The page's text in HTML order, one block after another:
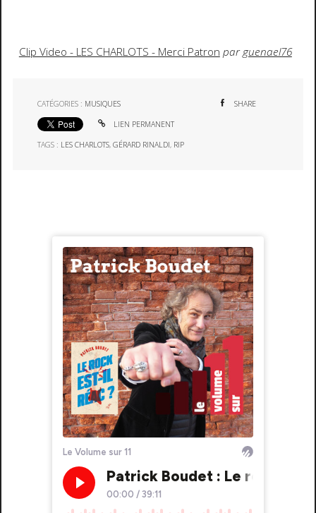
Clip Video - LES CHARLOTS - Merci Patron parguenael76
CATÉGORIES : MUSIQUES SHARE
LIEN PERMANENT
TAGS : LES CHARLOTS,GÉRARD RINALDI, RIP